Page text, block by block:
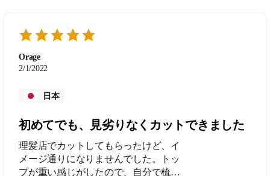
Orage
2/1/2022
日本
初めてでも、見劣りなくカットできました
理髪店でカットしてもらったけど、イ
メージ通りになりませんでした。トッ
プが重い感じがしたので、自分で梳い